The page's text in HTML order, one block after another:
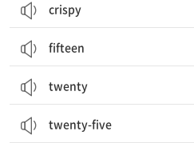
crispy
fifteen
twenty
twenty-five